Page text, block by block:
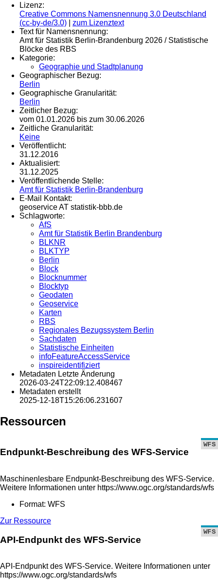
Lizenz:
Creative Commons Namensnennung 3.0 Deutschland
(cc-by-de/3.0)
zum Lizenztext
Text für Namensnennung:
Amt für Statistik Berlin-Brandenburg 2026 / Statistische
Blöcke des RBS
Kategorie:
Geographie und Stadtplanung
Geographischer Bezug:
Berlin
Geographische Granularität:
Berlin
Zeitlicher Bezug:
vom 01.01.2026 bis zum 30.06.2026
Zeitliche Granularität:
Keine
Veröffentlicht:
31.12.2016
Aktualisiert:
31.12.2025
Veröffentlichende Stelle:
Amt für Statistik Berlin-Brandenburg
E-Mail Kontakt:
geoservice AT statistik-bbb.de
Schlagworte:
AfS
Amt für Statistik Berlin Brandenburg
BLKNR
BLKTYP
Berlin
Block
Blocknummer
Blocktyp
Geodaten
Geoservice
Karten
RBS
Regionales Bezugssystem Berlin
Sachdaten
Statistische Einheiten
infoFeatureAccessService
inspireidentifiziert
Metadaten Letzte Änderung
2026-03-24T22:09:12.408467
Metadaten erstellt
2025-12-18T15:26:06.231607
Ressourcen
Endpunkt-Beschreibung des WFS-Service
WFS
Maschinenlesbare Endpunkt-Beschreibung des WFS-Service.
Weitere Informationen unter https://www.ogc.org/standards/wfs
Format: WFS
Zur Ressource
API-Endpunkt des WFS-Service
WFS
API-Endpunkt des WFS-Service. Weitere Informationen unter
https://www.ogc.org/standards/wfs